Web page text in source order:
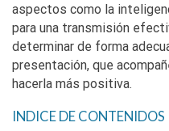
aspectos como la
para una transmisión
determinar de forma
presentación, que
hacerla más positiva.
INDICE DE CONTENIDOS